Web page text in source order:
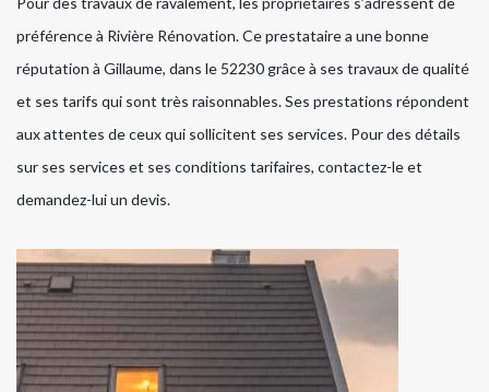
préférence à Rivière Rénovation. Ce prestataire a une bonne
réputation à Gillaume, dans le 52230 grâce à ses travaux de qualité
et ses tarifs qui sont très raisonnables. Ses prestations répondent
aux attentes de ceux qui sollicitent ses services. Pour des détails
sur ses services et ses conditions tarifaires, contactez-le et
demandez-lui un devis.